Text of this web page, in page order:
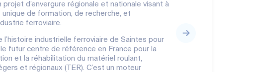
projet d’envergure régionale et nationale visant à
de formation, de recherche, et
ferroviaire.
l’histoire industrielle ferroviaire de Saintes pour
futur centre de référence en France pour la
et la réhabilitation du matériel roulant,
et régionaux (TER). C’est un moteur